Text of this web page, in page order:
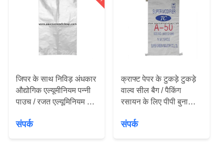
नियंत्रण
संपर्क
करें
एक
जिपर के साथ निविड़ अंधकार
औद्योगिक एल्यूमीनियम पन्नी
पाउच / रजत एल्यूमिनियम पर्ण
संपर्क
क्राफ्ट पेपर के टुकड़े टुकड़े
वाल्व सील बैग / पैकिंग
रसायन के लिए पीपी बुना
संपर्क